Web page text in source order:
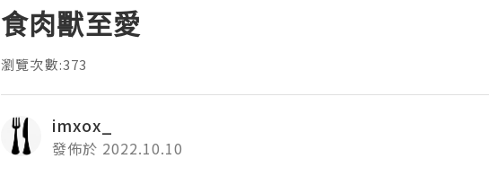
食肉獸至愛
瀏覽次數:373
imxox_
發佈於 2022.10.10